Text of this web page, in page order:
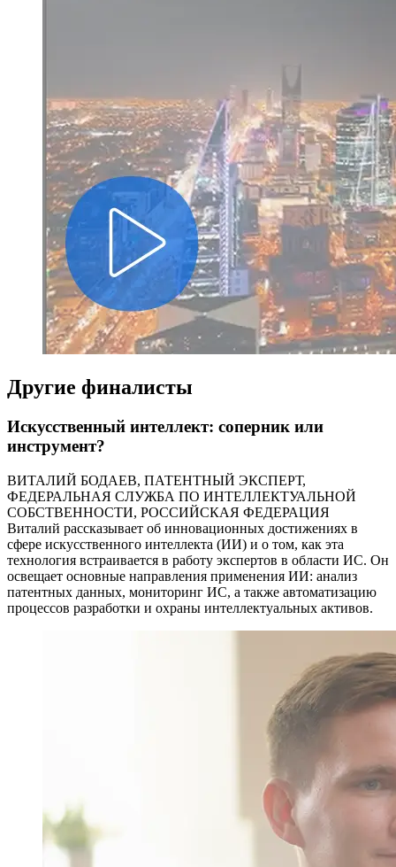
Другие финалисты
Искусственный интеллект: соперник или
инструмент?
ВИТАЛИЙ БОДАЕВ, ПАТЕНТНЫЙ ЭКСПЕРТ,
ФЕДЕРАЛЬНАЯ СЛУЖБА ПО ИНТЕЛЛЕКТУАЛЬНОЙ
СОБСТВЕННОСТИ, РОССИЙСКАЯ ФЕДЕРАЦИЯ
Виталий рассказывает об инновационных достижениях в
сфере искусственного интеллекта (ИИ) и о том, как эта
технология встраивается в работу экспертов в области ИС. Он
освещает основные направления применения ИИ: анализ
патентных данных, мониторинг ИС, а также автоматизацию
процессов разработки и охраны интеллектуальных активов.